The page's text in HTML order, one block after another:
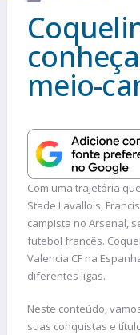
meio-
Com uma trajetória
Stade Lavallois,
campista no Arsenal,
futebol francês.
Valencia CF na
diferentes ligas.
Neste conteúdo,
suas conquistas e